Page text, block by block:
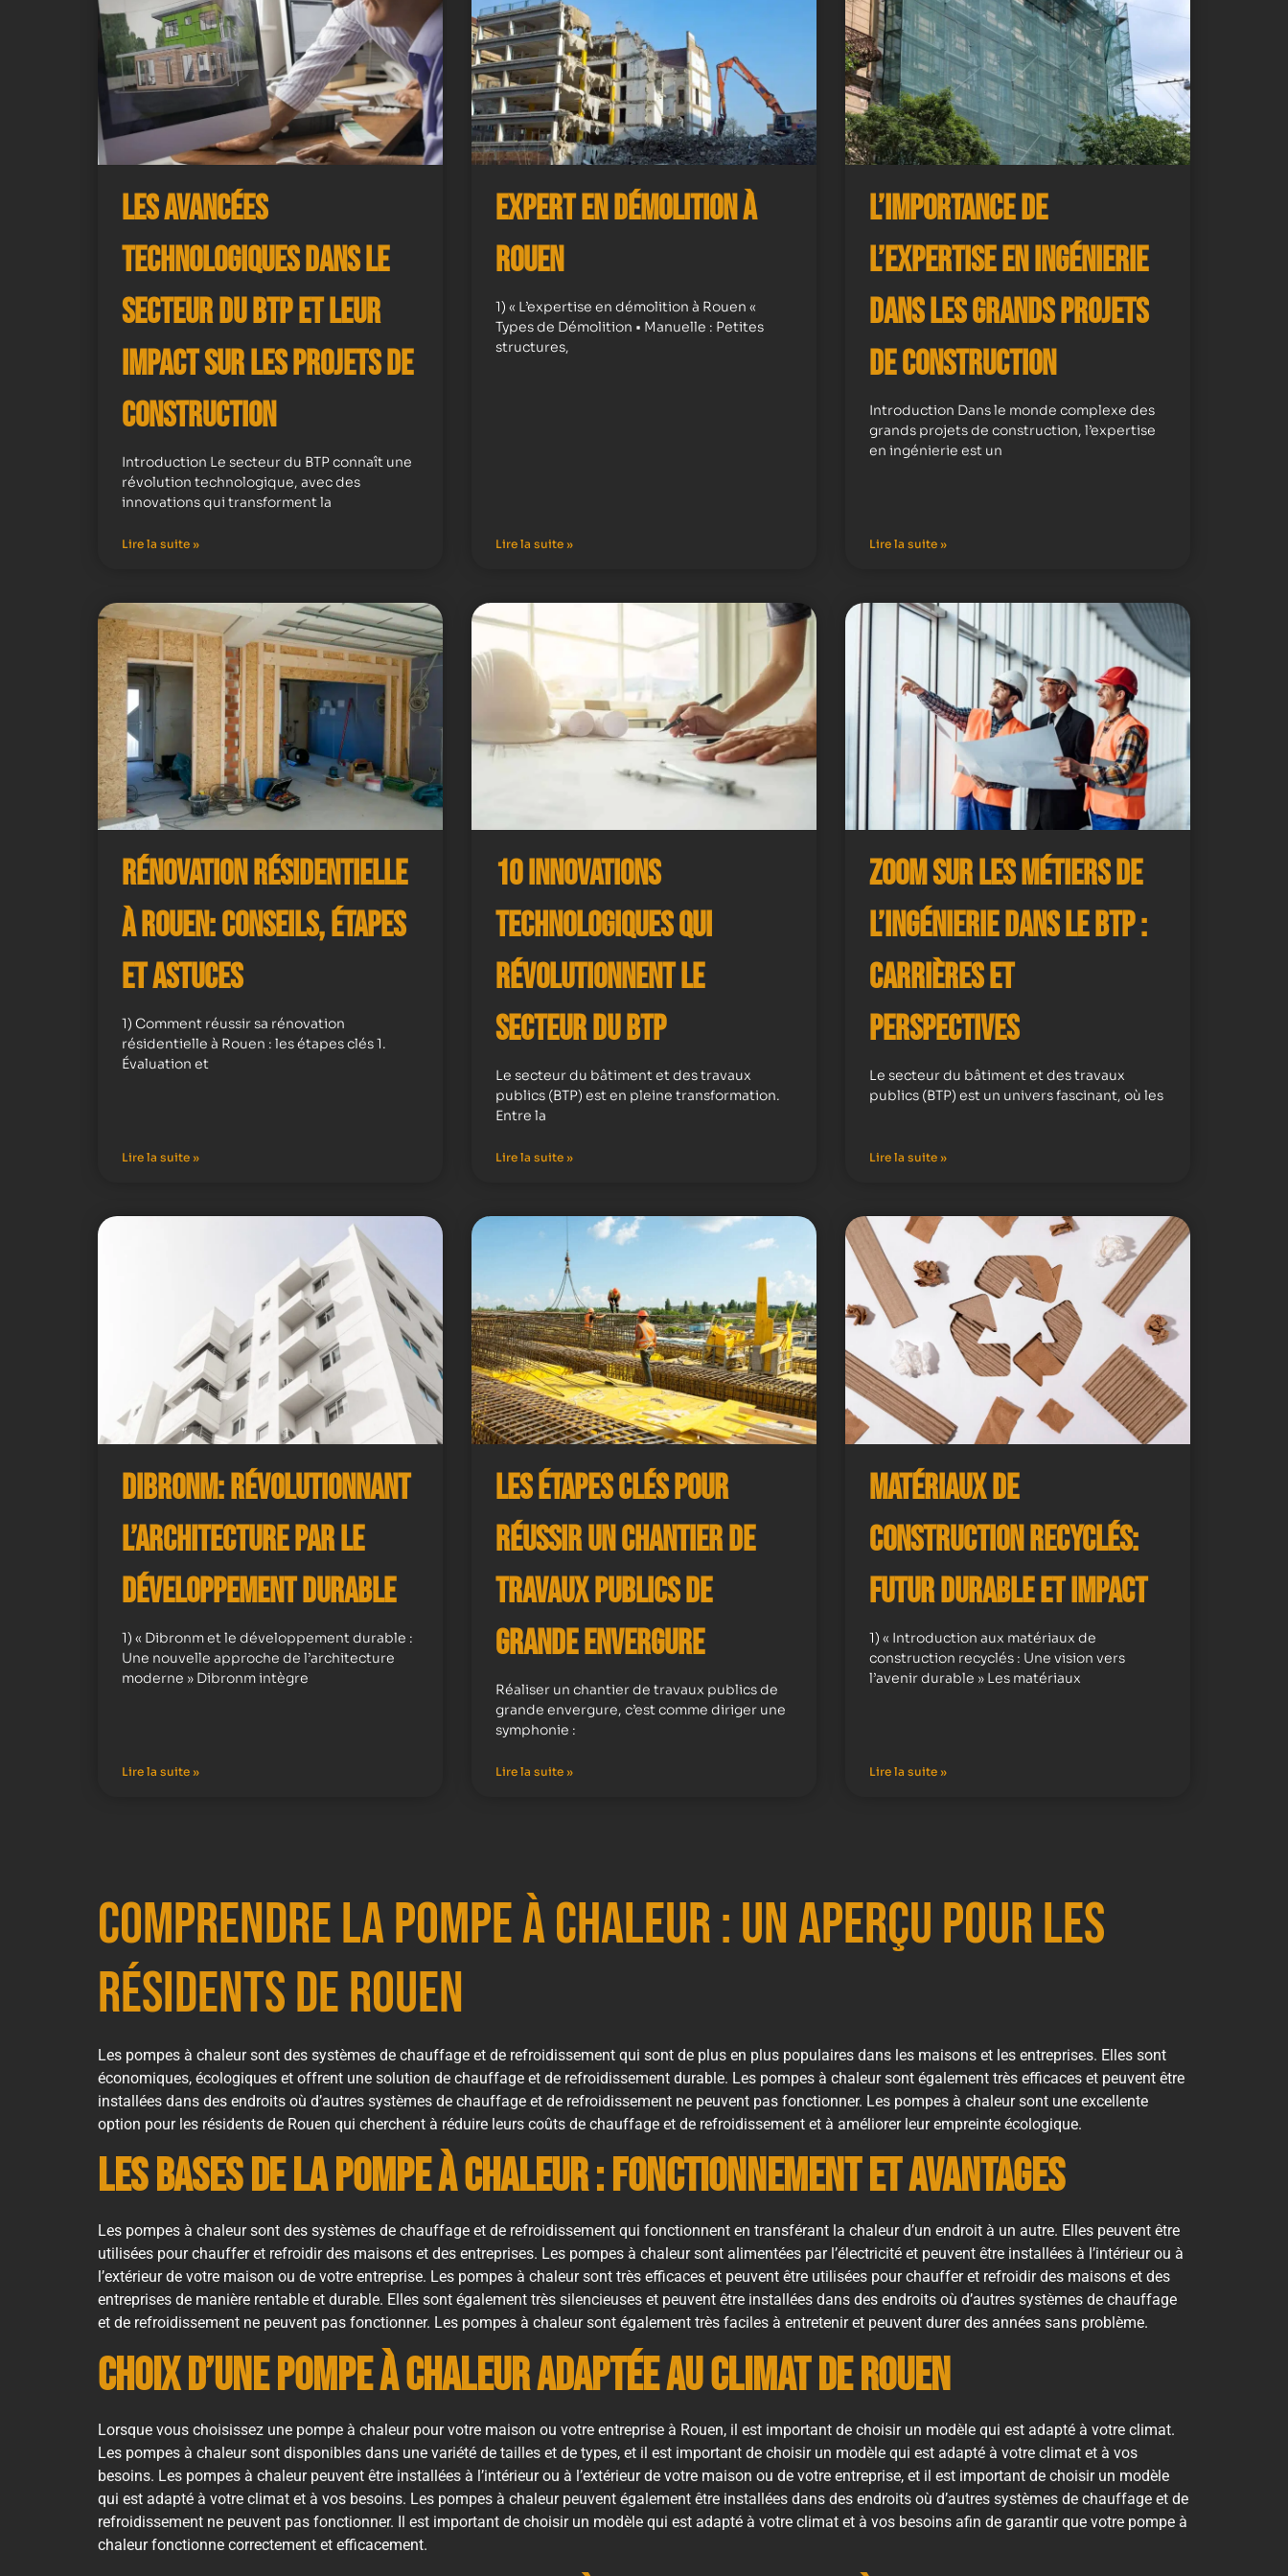
Les avancées
technologiques dans le
secteur du BTP et leur
impact sur les projets de
construction
Introduction Le secteur du BTP connaît une
révolution technologique, avec des
innovations qui transforment la
Lire la suite »
Expert en démolition à
Rouen
1) « L’expertise en démolition à Rouen «
Types de Démolition • Manuelle : Petites
structures,
Lire la suite »
L’importance de
l’expertise en ingénierie
dans les grands projets
de construction
Introduction Dans le monde complexe des
grands projets de construction, l’expertise
en ingénierie est un
Lire la suite »
Rénovation résidentielle
à Rouen: Conseils, Étapes
et Astuces
1) Comment réussir sa rénovation
résidentielle à Rouen : les étapes clés 1.
Évaluation et
Lire la suite »
10 Innovations
Technologiques qui
Révolutionnent le
Secteur du BTP
Le secteur du bâtiment et des travaux
publics (BTP) est en pleine transformation.
Entre la
Lire la suite »
Zoom sur les Métiers de
l’Ingénierie dans le BTP :
Carrières et
Perspectives
Le secteur du bâtiment et des travaux
publics (BTP) est un univers fascinant, où les
Lire la suite »
Dibronm: Révolutionnant
l’Architecture par le
Développement Durable
1) « Dibronm et le développement durable :
Une nouvelle approche de l’architecture
moderne » Dibronm intègre
Lire la suite »
Les Étapes Clés pour
Réussir un Chantier de
Travaux Publics de
Grande Envergure
Réaliser un chantier de travaux publics de
grande envergure, c’est comme diriger une
symphonie :
Lire la suite »
Matériaux de
Construction Recyclés:
Futur Durable et Impact
1) « Introduction aux matériaux de
construction recyclés : Une vision vers
l’avenir durable » Les matériaux
Lire la suite »
Comprendre la Pompe à Chaleur : Un Aperçu pour les
Résidents de Rouen
Les pompes à chaleur sont des systèmes de chauffage et de refroidissement qui sont de plus en plus populaires dans les maisons et les entreprises. Elles sont
économiques, écologiques et offrent une solution de chauffage et de refroidissement durable. Les pompes à chaleur sont également très efficaces et peuvent être
installées dans des endroits où d’autres systèmes de chauffage et de refroidissement ne peuvent pas fonctionner. Les pompes à chaleur sont une excellente
option pour les résidents de Rouen qui cherchent à réduire leurs coûts de chauffage et de refroidissement et à améliorer leur empreinte écologique.
Les Bases de la Pompe à Chaleur : Fonctionnement et Avantages
Les pompes à chaleur sont des systèmes de chauffage et de refroidissement qui fonctionnent en transférant la chaleur d’un endroit à un autre. Elles peuvent être
utilisées pour chauffer et refroidir des maisons et des entreprises. Les pompes à chaleur sont alimentées par l’électricité et peuvent être installées à l’intérieur ou à
l’extérieur de votre maison ou de votre entreprise. Les pompes à chaleur sont très efficaces et peuvent être utilisées pour chauffer et refroidir des maisons et des
entreprises de manière rentable et durable. Elles sont également très silencieuses et peuvent être installées dans des endroits où d’autres systèmes de chauffage
et de refroidissement ne peuvent pas fonctionner. Les pompes à chaleur sont également très faciles à entretenir et peuvent durer des années sans problème.
Choix d’une Pompe à Chaleur Adaptée au Climat de Rouen
Lorsque vous choisissez une pompe à chaleur pour votre maison ou votre entreprise à Rouen, il est important de choisir un modèle qui est adapté à votre climat.
Les pompes à chaleur sont disponibles dans une variété de tailles et de types, et il est important de choisir un modèle qui est adapté à votre climat et à vos
besoins. Les pompes à chaleur peuvent être installées à l’intérieur ou à l’extérieur de votre maison ou de votre entreprise, et il est important de choisir un modèle
qui est adapté à votre climat et à vos besoins. Les pompes à chaleur peuvent également être installées dans des endroits où d’autres systèmes de chauffage et de
refroidissement ne peuvent pas fonctionner. Il est important de choisir un modèle qui est adapté à votre climat et à vos besoins afin de garantir que votre pompe à
chaleur fonctionne correctement et efficacement.